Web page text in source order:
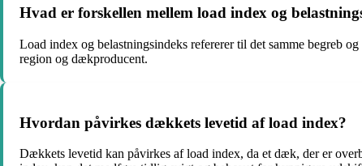
Hvad er forskellen mellem load index og
Load index og belastningsindeks refererer til det samme begreb
region og dækproducent.
Hvordan påvirkes dækkets levetid af load index?
Dækkets levetid kan påvirkes af load index, da et dæk, der er